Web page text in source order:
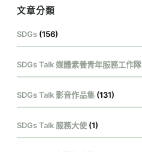
文章分類
SDGs (156)
SDGs Talk 媒體素養青年服務工作隊
SDGs Talk 影音作品集 (131)
SDGs Talk 服務大使 (1)